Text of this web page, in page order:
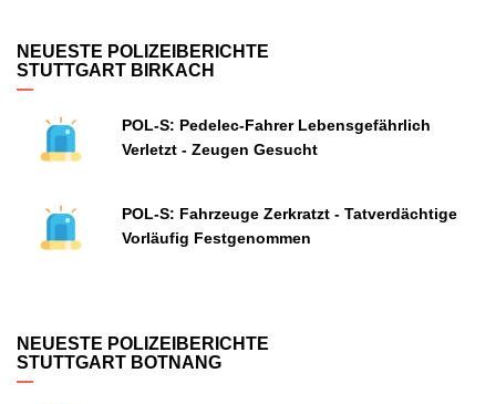
NEUESTE POLIZEIBERICHTE
STUTTGART BIRKACH
POL-S: Pedelec-Fahrer Lebensgefährlich
Verletzt - Zeugen Gesucht
POL-S: Fahrzeuge Zerkratzt - Tatverdächtige
Vorläufig Festgenommen
NEUESTE POLIZEIBERICHTE
STUTTGART BOTNANG